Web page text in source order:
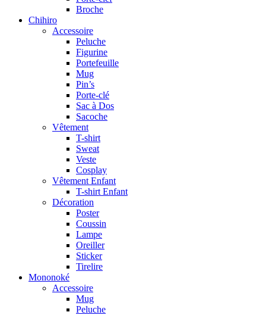
Broche
Chihiro
Accessoire
Peluche
Figurine
Portefeuille
Mug
Pin’s
Porte-clé
Sac à Dos
Sacoche
Vêtement
T-shirt
Sweat
Veste
Cosplay
Vêtement Enfant
T-shirt Enfant
Décoration
Poster
Coussin
Lampe
Oreiller
Sticker
Tirelire
Mononoké
Accessoire
Mug
Peluche